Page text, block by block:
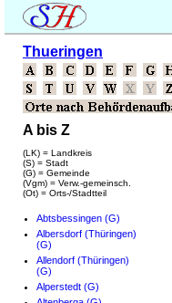
Thueringen
A bis Z
(LK) = Landkreis
(S) = Stadt
(G) = Gemeinde
(Vgm) = Verw.-gemeinsch.
(Ot) = Orts-/Stadtteil
Abtsbessingen (G)
Albersdorf (Thüringen)
(G)
Allendorf (Thüringen)
(G)
Alperstedt (G)